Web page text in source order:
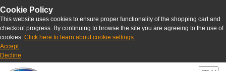
Cookie Policy
This website uses cookies to ensure proper functionality of the shopping cart and
checkout progress. By continuing to browse the site you are agreeing to the use of
cookies. Click here to learn about cookie settings.
Accept
Decline